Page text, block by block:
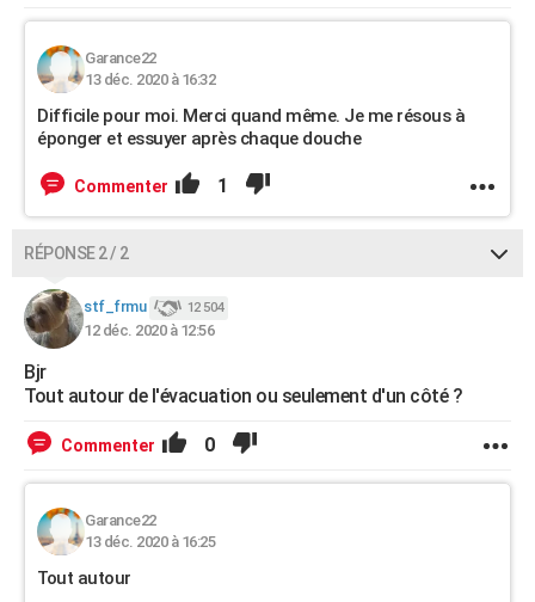
Bricolage
Lifestyle
Culture
Sport
Auto
Television
Voyage
Cinema
Garance22
13 déc. 2020 à 16:32
Difficile pour moi. Merci quand même. Je me résous à
éponger et essuyer après chaque douche
Commenter 1
RÉPONSE 2 / 2
stf_frmu 12 504
12 déc. 2020 à 12:56
Bjr
Tout autour de l'évacuation ou seulement d'un côté ?
Commenter 0
Garance22
13 déc. 2020 à 16:25
Tout autour